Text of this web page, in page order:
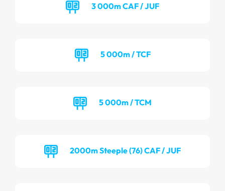
3 000m CAF / JUF
5 000m / TCF
5 000m / TCM
2000m Steeple (76) CAF / JUF